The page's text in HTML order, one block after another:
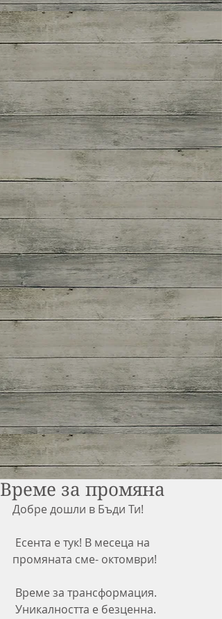
Време за промяна
Добре дошли в Бъди Ти!
промяната сме- октомври!
Време за трансформация.
Уникалността е безценна.